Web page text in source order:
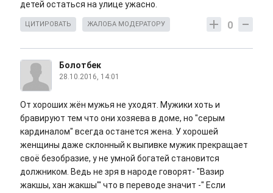
детей остаться на улице ужасно.
0
ЦИТИРОВАТЬ ЖАЛОБА МОДЕРАТОРУ
Болотбек
28.10.2016, 14:01
От хороших жён мужья не уходят. Мужики хоть и
бравируют тем что они хозяева в доме, но "серым
кардиналом" всегда останется жена. У хорошей
женщины даже склонный к выпивке мужик прекращает
своё безобразие, у не умной богатей становится
должником. Ведь не зря в народе говорят- "Вазир
жакшы, хан жакшы"' что в переводе значит -" Если